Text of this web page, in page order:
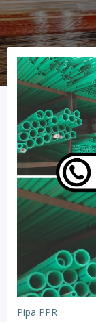
Pipa PPR